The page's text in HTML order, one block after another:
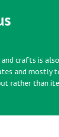
crafts is
and mostly
rather than